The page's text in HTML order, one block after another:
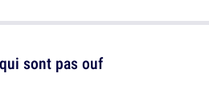
sont pas ouf